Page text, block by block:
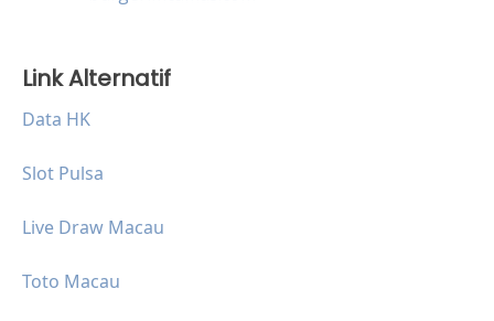
Link Alternatif
Data HK
Slot Pulsa
Live Draw Macau
Toto Macau